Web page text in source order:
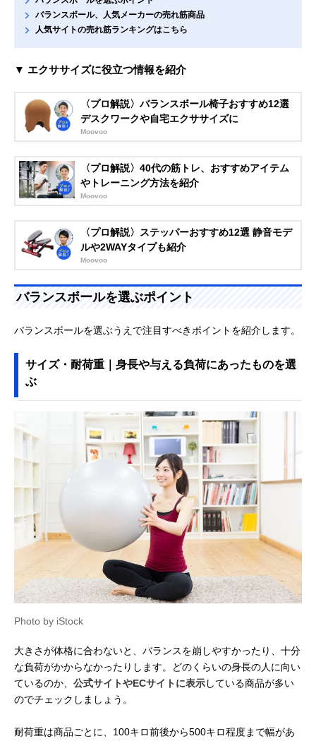
バランスボール、人気メーカーの売れ筋商品
人気サイトの売れ筋ランキングはこちら
▼ エクササイズに役立つ情報を紹介
〈プロ解説〉バランスボール椅子おすすめ12選
デスクワークや自宅エクササイズに
Moovoo
〈プロ解説〉40代の筋トレ、おすすめアイテム
やトレーニング方法を紹介
Moovoo
〈プロ解説〉ステッパーおすすめ12選 静音モデ
ルや2WAYタイプも紹介
Moovoo
バランスボールを選ぶポイント
バランスボールを選ぶうえで注目すべきポイントを紹介します。
サイズ・耐荷重｜身長や与える負荷にあったものを選
ぶ
Photo by iStock
大きさが体格に合わないと、バランスを崩しやすかったり、十分
な負荷がかからなかったりします。どのくらいの身長の人に向い
ているのか、 公式サイトやECサイトに表示している商品が多い
のでチェックしましょう。
耐荷重は商品ごとに、100キロ前後から500キロ程度まで幅があ